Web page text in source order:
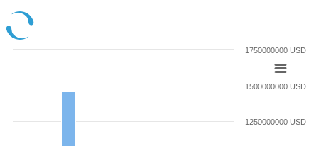
1250000000 USD
1500000000 USD
1750000000 USD